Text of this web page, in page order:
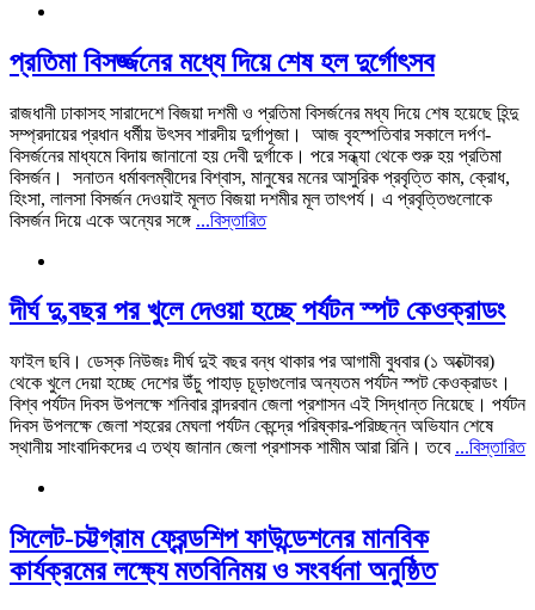
প্রতিমা বিসর্জ্জনের মধ্যে দিয়ে শেষ হল দুর্গোৎসব
রাজধানী ঢাকাসহ সারাদেশে বিজয়া দশমী ও প্রতিমা বিসর্জনের মধ্য দিয়ে শেষ হয়েছে হিন্দু
সম্প্রদায়ের প্রধান ধর্মীয় উৎসব শারদীয় দুর্গাপূজা। আজ বৃহস্পতিবার সকালে দর্পণ-
বিসর্জনের মাধ্যমে বিদায় জানানো হয় দেবী দুর্গাকে। পরে সন্ধ্যা থেকে শুরু হয় প্রতিমা
বিসর্জন। সনাতন ধর্মাবলম্বীদের বিশ্বাস, মানুষের মনের আসুরিক প্রবৃত্তি কাম, ক্রোধ,
হিংসা, লালসা বিসর্জন দেওয়াই মূলত বিজয়া দশমীর মূল তাৎপর্য। এ প্রবৃত্তিগুলোকে
বিসর্জন দিয়ে একে অন্যের সঙ্গে ...বিস্তারিত
দীর্ঘ দু,বছর পর খুলে দেওয়া হচ্ছে পর্যটন স্পট কেওক্রাডং
ফাইল ছবি। ডেস্ক নিউজঃ দীর্ঘ দুই বছর বন্ধ থাকার পর আগামী বুধবার (১ অক্টোবর)
থেকে খুলে দেয়া হচ্ছে দেশের উঁচু পাহাড় চূড়াগুলোর অন্যতম পর্যটন স্পট কেওক্রাডং।
বিশ্ব পর্যটন দিবস উপলক্ষে শনিবার বান্দরবান জেলা প্রশাসন এই সিদ্ধান্ত নিয়েছে। পর্যটন
দিবস উপলক্ষে জেলা শহরের মেঘলা পর্যটন কেন্দ্রে পরিষ্কার-পরিচ্ছন্ন অভিযান শেষে
স্থানীয় সাংবাদিকদের এ তথ্য জানান জেলা প্রশাসক শামীম আরা রিনি। তবে ...বিস্তারিত
সিলেট-চট্টগ্রাম ফ্রেন্ডশিপ ফাউন্ডেশনের মানবিক
কার্যক্রমের লক্ষ্যে মতবিনিময় ও সংবর্ধনা অনুষ্ঠিত